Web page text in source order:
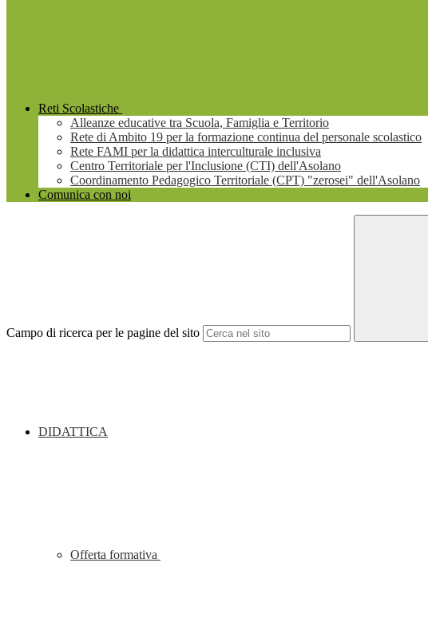
Reti Scolastiche
Alleanze educative tra Scuola, Famiglia e Territorio
Rete di Ambito 19 per la formazione continua del personale scolastico
Rete FAMI per la didattica interculturale inclusiva
Centro Territoriale per l'Inclusione (CTI) dell'Asolano
Coordinamento Pedagogico Territoriale (CPT) "zerosei" dell'Asolano
Comunica con noi
Campo di ricerca per le pagine del sito
DIDATTICA
Offerta formativa